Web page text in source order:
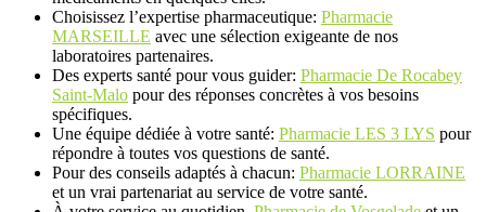
Choisissez l’expertise pharmaceutique: Pharmacie
MARSEILLE avec une sélection exigeante de nos
laboratoires partenaires.
Des experts santé pour vous guider: Pharmacie De Rocabey
Saint-Malo pour des réponses concrètes à vos besoins
spécifiques.
Une équipe dédiée à votre santé: Pharmacie LES 3 LYS pour
répondre à toutes vos questions de santé.
Pour des conseils adaptés à chacun: Pharmacie LORRAINE
et un vrai partenariat au service de votre santé.